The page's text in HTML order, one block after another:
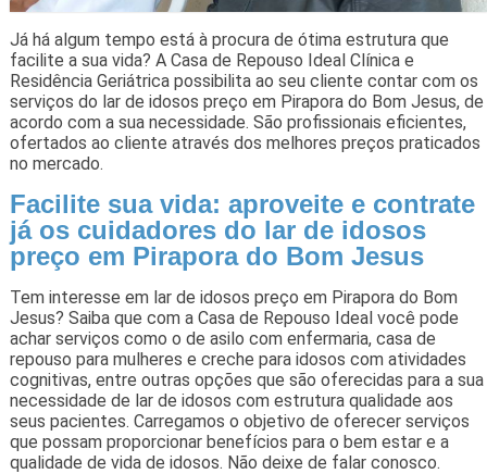
Já há algum tempo está à procura de ótima estrutura que
facilite a sua vida? A Casa de Repouso Ideal Clínica e
Residência Geriátrica possibilita ao seu cliente contar com os
serviços do lar de idosos preço em Pirapora do Bom Jesus, de
acordo com a sua necessidade. São profissionais eficientes,
ofertados ao cliente através dos melhores preços praticados
no mercado.
Facilite sua vida: aproveite e contrate
já os cuidadores do lar de idosos
preço em Pirapora do Bom Jesus
Tem interesse em lar de idosos preço em Pirapora do Bom
Jesus? Saiba que com a Casa de Repouso Ideal você pode
achar serviços como o de asilo com enfermaria, casa de
repouso para mulheres e creche para idosos com atividades
cognitivas, entre outras opções que são oferecidas para a sua
necessidade de lar de idosos com estrutura qualidade aos
seus pacientes. Carregamos o objetivo de oferecer serviços
que possam proporcionar benefícios para o bem estar e a
qualidade de vida de idosos. Não deixe de falar conosco.